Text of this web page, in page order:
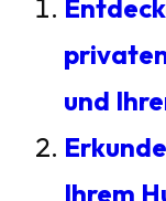
und
Ihrem